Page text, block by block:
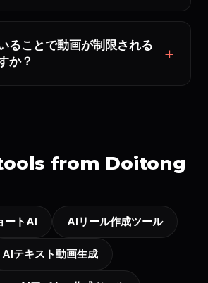
ることで動画が制限される
か？
from Doitong
ートAI AIリール作成ツール
AIテキスト動画生成